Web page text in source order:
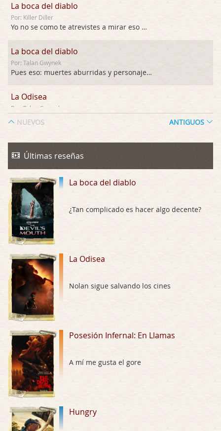
La boca del diablo
Por: Killer Diller
Yo no se como te atrevistes a mirar eso …
La boca del diablo
Por: Talan Gwynek
Pues eso: muertes aburridas y personajes p …
La Odisea
Por: Talan Gwynek
La Odisea
Por: Draghann
Trance
Por: Luar
Buena película, buen director y buenos ac …
El señor de las moscas
Por: Luar
Hungry
Por: Croc
Las 10 películas gore de Almas Oscuras
Por: JORDI CRUYFF
Possession
Por: Chupasangre
Mi opinión en su día. Su duracion me ha …
El eslabón podrido
Por: Luar
NUEVOS ANTIGUOS
Últimas reseñas
La boca del diablo
¿Tan complicado es hacer algo decente?
La Odisea
Nolan sigue salvando los cines
Posesión Infernal: En Llamas
A mí me gusta el gore
Hungry